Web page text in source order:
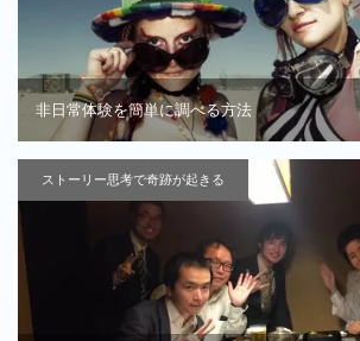
非日常体験を簡単に調べる方法
ストーリー思考で奇跡が起きる